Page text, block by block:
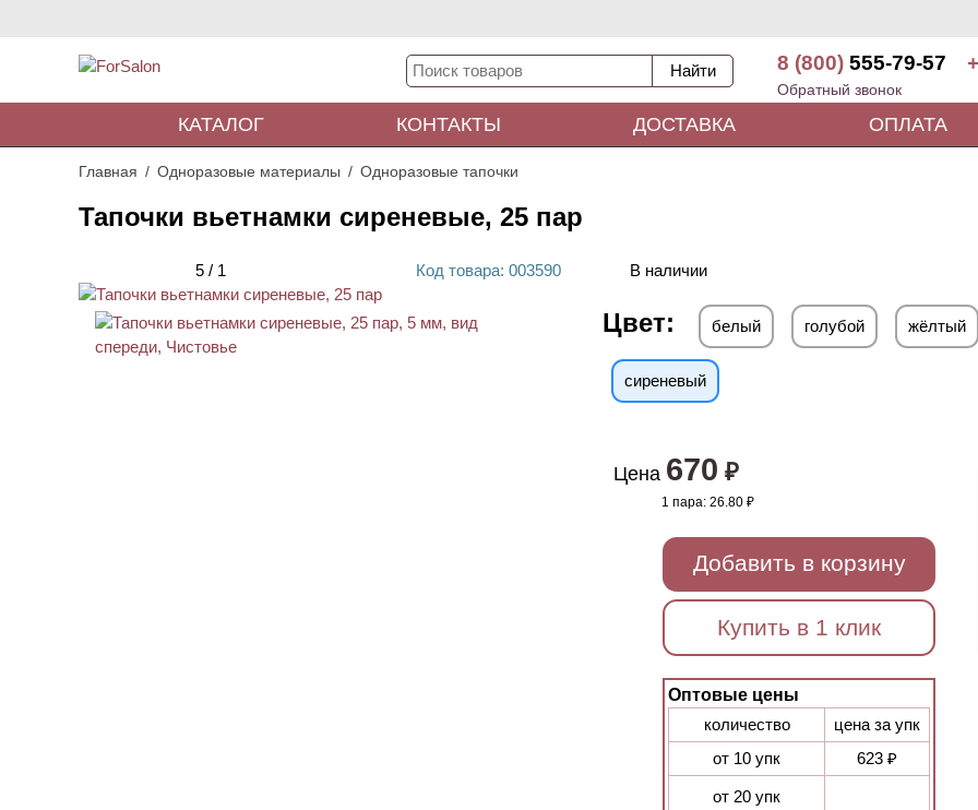
8 (800) 555-79-57
Обратный звонок
КАТАЛОГ КОНТАКТЫ ДОСТАВКА ОПЛАТА
Главная Одноразовые материалы Одноразовые тапочки
Тапочки вьетнамки сиреневые, 25 пар
5 / 1 Код товара: 003590 В наличии
Цвет: белый голубой жёлтый
сиреневый
Цена 670 ₽
1 пара: 26.80 ₽
Добавить в корзину
Купить в 1 клик
Оптовые цены
количество
цена за упк
от 10 упк
623 ₽
от 20 упк